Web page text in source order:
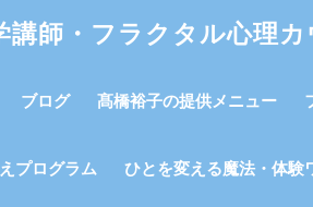
講師・フラクタル心理
ブログ 髙橋裕子の提供メニュー
プログラム ひとを変える魔法・体験